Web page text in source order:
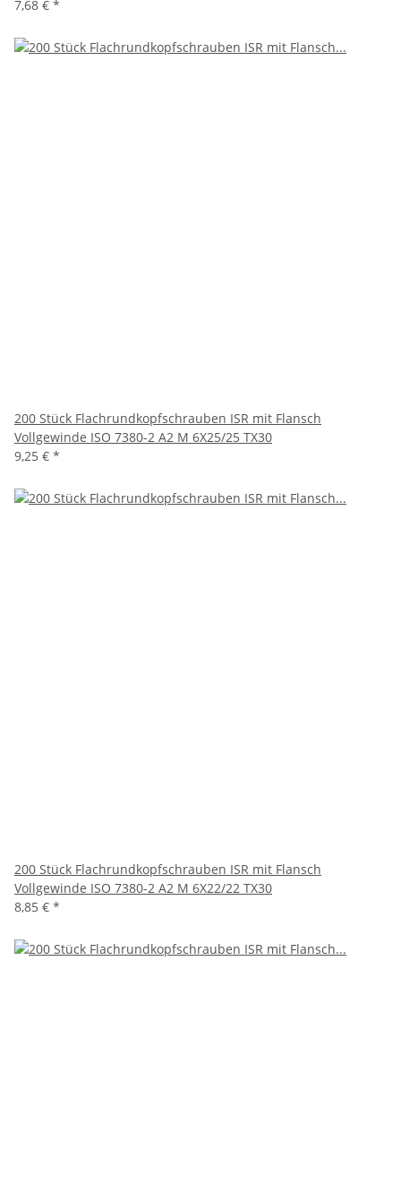
7,68 € *
200 Stück Flachrundkopfschrauben ISR mit Flansch
Vollgewinde ISO 7380-2 A2 M 6X25/25 TX30
9,25 € *
200 Stück Flachrundkopfschrauben ISR mit Flansch
Vollgewinde ISO 7380-2 A2 M 6X22/22 TX30
8,85 € *